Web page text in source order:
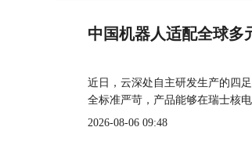
中国机器人适配全球多
近日，云深处自主研发生产的四
全标准严苛，产品能够在瑞士核
2026-08-06 09:48